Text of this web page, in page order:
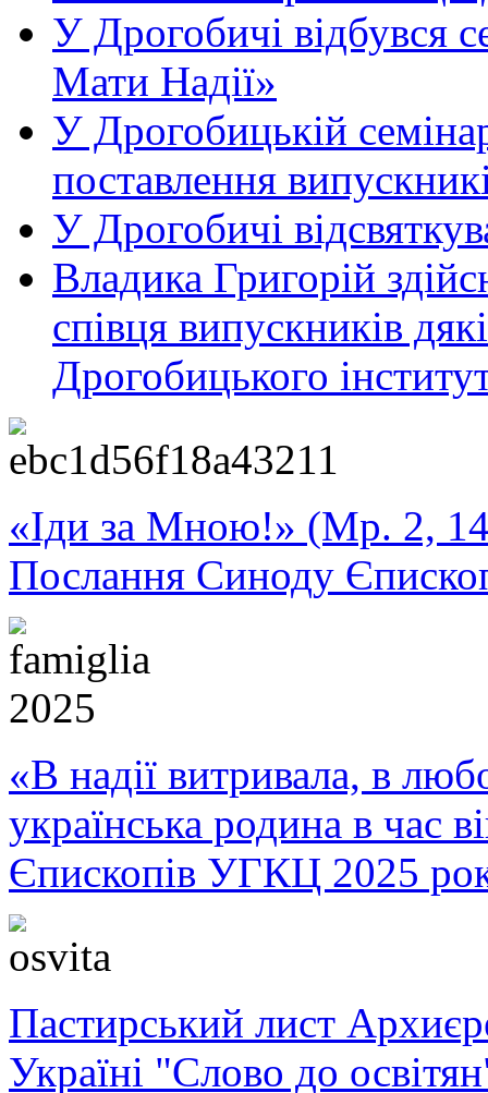
У Дрогобичі відбувся
Мати Надії»
У Дрогобицькій
поставлення
У Дрогобичі
Владика Григорій
співця випускників
Дрогобицького
«Іди за Мною!» (Мр. 2,
Послання Синоду
«В надії витривала, в
українська родина в час
Єпископів УГКЦ 2025
Пастирський лист
Україні "Слово до